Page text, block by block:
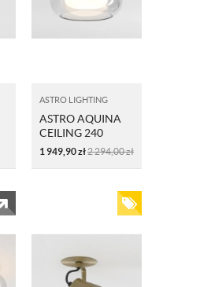
ASTRO LIGHTING
ASTRO AQUINA
CEILING 240
1450015
1 949,90zł2 294,00zł